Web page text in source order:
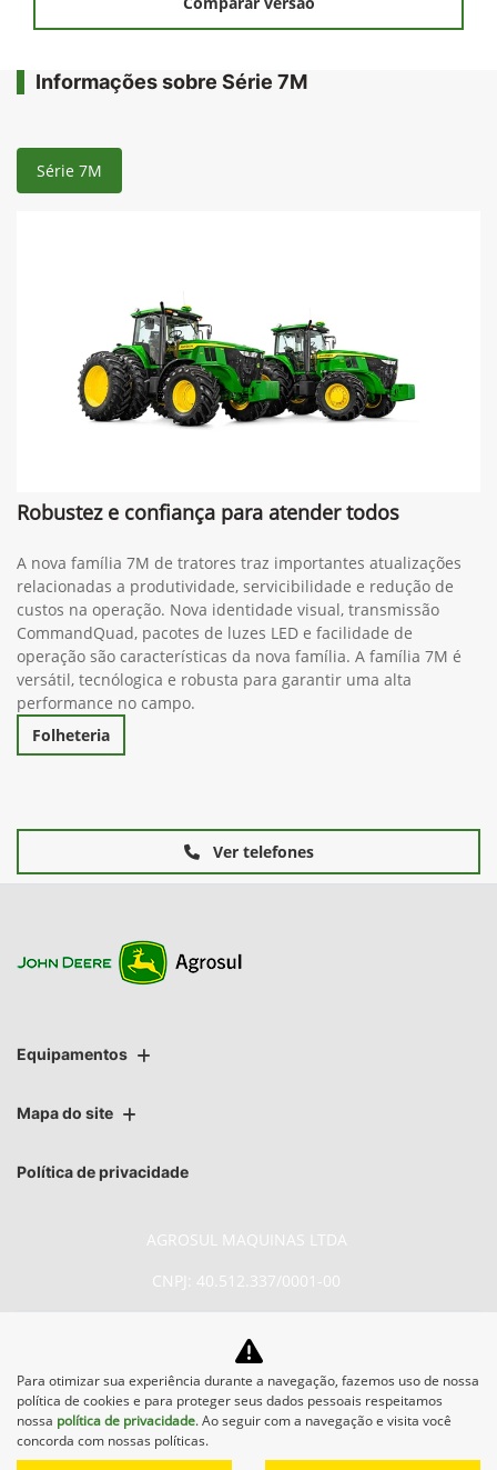
Informações sobre Série 7M
Série 7M
Robustez e confiança para atender todos
A nova família 7M de tratores traz importantes atualizações
relacionadas a produtividade, servicibilidade e redução de
custos na operação. Nova identidade visual, transmissão
CommandQuad, pacotes de luzes LED e facilidade de
operação são características da nova família. A família 7M é
versátil, tecnólogica e robusta para garantir uma alta
performance no campo.
Folheteria
Ver telefones
Equipamentos
Mapa do site
Política de privacidade
AGROSUL MAQUINAS LTDA
CNPJ: 40.512.337/0001-00
No trânsito, enxergar o outro
salva vidas.
Para otimizar sua experiência durante a navegação, fazemos uso de nossa
política de cookies e para proteger seus dados pessoais respeitamos
nossa política de privacidade. Ao seguir com a navegação e visita você
concorda com nossas políticas.